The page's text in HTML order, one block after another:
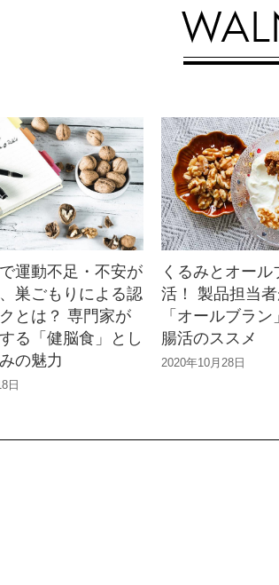
運動不足・不安が
巣ごもりによる認
とは？ 専門家が
る「健脳食」とし
の魅力
日
くるみとオール
活！ 製品担当
「オールブラ
腸活のススメ
2020年10月28日